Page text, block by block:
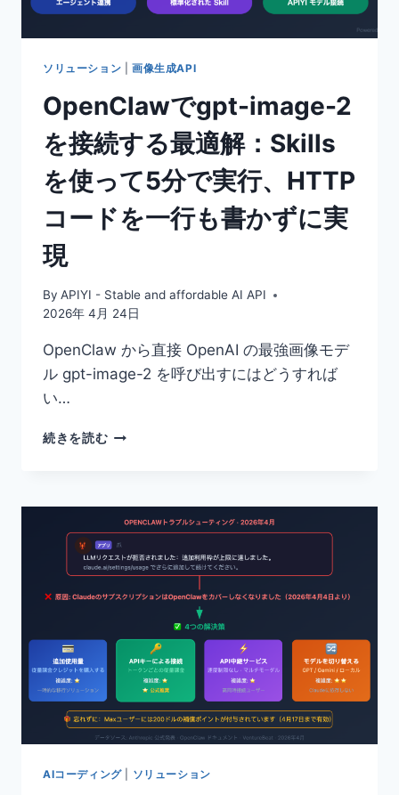
の
と
分
で
始
め
る
方
法
ソリューション 画像生成API
OpenClawでgpt-image-2
を接続する最適解：Skills
を使って5分で実行、HTTP
コードを一行も書かずに実
現
By APIYI - Stable and affordable AI API
2026年 4月 24日
OpenClaw から直接 OpenAI の最強画像モデ
ル gpt-image-2 を呼び出すにはどうすれば
い…
続きを読むOPENCLAW
2
接
続
る
適
解：
SKILLS
を
使
っ
5
AIコーディング| ソリューション